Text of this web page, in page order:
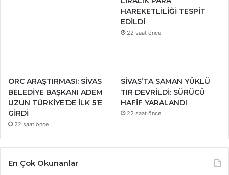
HAREKETLİLİĞİ TESPİT
EDİLDİ
22 saat önce
ORC ARAŞTIRMASI: SİVAS
BELEDİYE BAŞKANI ADEM
UZUN TÜRKİYE’DE İLK 5’E
GİRDİ
22 saat önce
SİVAS’TA SAMAN YÜKLÜ
TIR DEVRİLDİ: SÜRÜCÜ
HAFİF YARALANDI
22 saat önce
En Çok Okunanlar